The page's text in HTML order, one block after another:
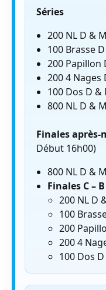
Séries
200 NL D & M
100 Brasse
200 Papillon
200 4 Nages
100 Dos D &
800 NL D &
Finales après-
Début 16h00)
800 NL D &
Finales C –
200 NL D
100
200
200 4
100 Dos